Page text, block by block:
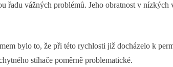
řadu vážných problémů. Jeho obratnost v
bylo to, že při této rychlosti již docházelo k
stíhače poměrně problematické.